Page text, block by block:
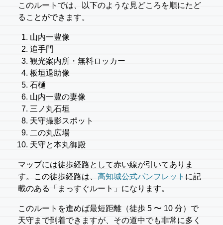
このルートでは、以下のような見どころを順にたど
ることができます。
山内一豊像
追手門
観光案内所・無料ロッカー
板垣退助像
石樋
山内一豊の妻像
三ノ丸石垣
天守撮影スポット
二の丸広場
天守と本丸御殿
マップには徒歩経路として赤い線が引いてありま
す。この徒歩経路は、 高知城公式パンフレット に記
載のある「まっすぐルート」になります。
このルートを進めば最短距離（徒歩 5 〜 10 分）で
天守まで到着できますが、その道中でも非常に多く